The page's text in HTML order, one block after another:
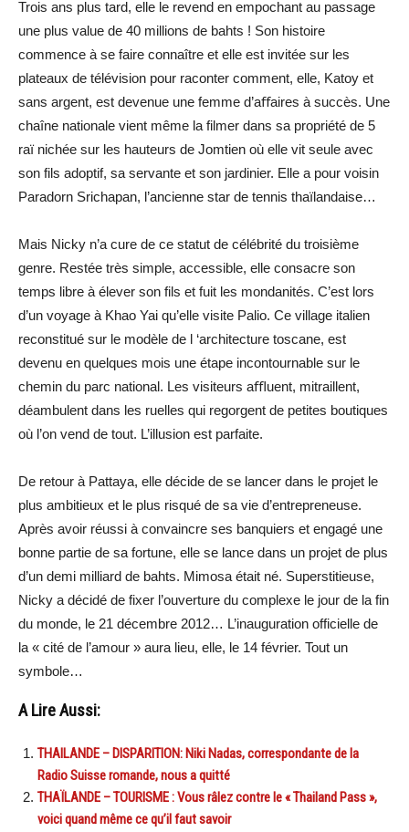
Trois ans plus tard, elle le revend en empochant au passage
une plus value de 40 millions de bahts ! Son histoire
commence à se faire connaître et elle est invitée sur les
plateaux de télévision pour raconter comment, elle, Katoy et
sans argent, est devenue une femme d’aﬀaires à succès. Une
chaîne nationale vient même la filmer dans sa propriété de 5
raï nichée sur les hauteurs de Jomtien où elle vit seule avec
son fils adoptif, sa servante et son jardinier. Elle a pour voisin
Paradorn Srichapan, l’ancienne star de tennis thaïlandaise…
Mais Nicky n’a cure de ce statut de célébrité du troisième
genre. Restée très simple, accessible, elle consacre son
temps libre à élever son fils et fuit les mondanités. C’est lors
d’un voyage à Khao Yai qu’elle visite Palio. Ce village italien
reconstitué sur le modèle de l ‘architecture toscane, est
devenu en quelques mois une étape incontournable sur le
chemin du parc national. Les visiteurs aﬄuent, mitraillent,
déambulent dans les ruelles qui regorgent de petites boutiques
où l’on vend de tout. L’illusion est parfaite.
De retour à Pattaya, elle décide de se lancer dans le projet le
plus ambitieux et le plus risqué de sa vie d’entrepreneuse.
Après avoir réussi à convaincre ses banquiers et engagé une
bonne partie de sa fortune, elle se lance dans un projet de plus
d’un demi milliard de bahts. Mimosa était né. Superstitieuse,
Nicky a décidé de fixer l’ouverture du complexe le jour de la fin
du monde, le 21 décembre 2012… L’inauguration officielle de
la « cité de l’amour » aura lieu, elle, le 14 février. Tout un
symbole…
A Lire Aussi:
THAILANDE – DISPARITION: Niki Nadas, correspondante de la
Radio Suisse romande, nous a quitté
THAÏLANDE – TOURISME : Vous râlez contre le « Thailand Pass »,
voici quand même ce qu’il faut savoir